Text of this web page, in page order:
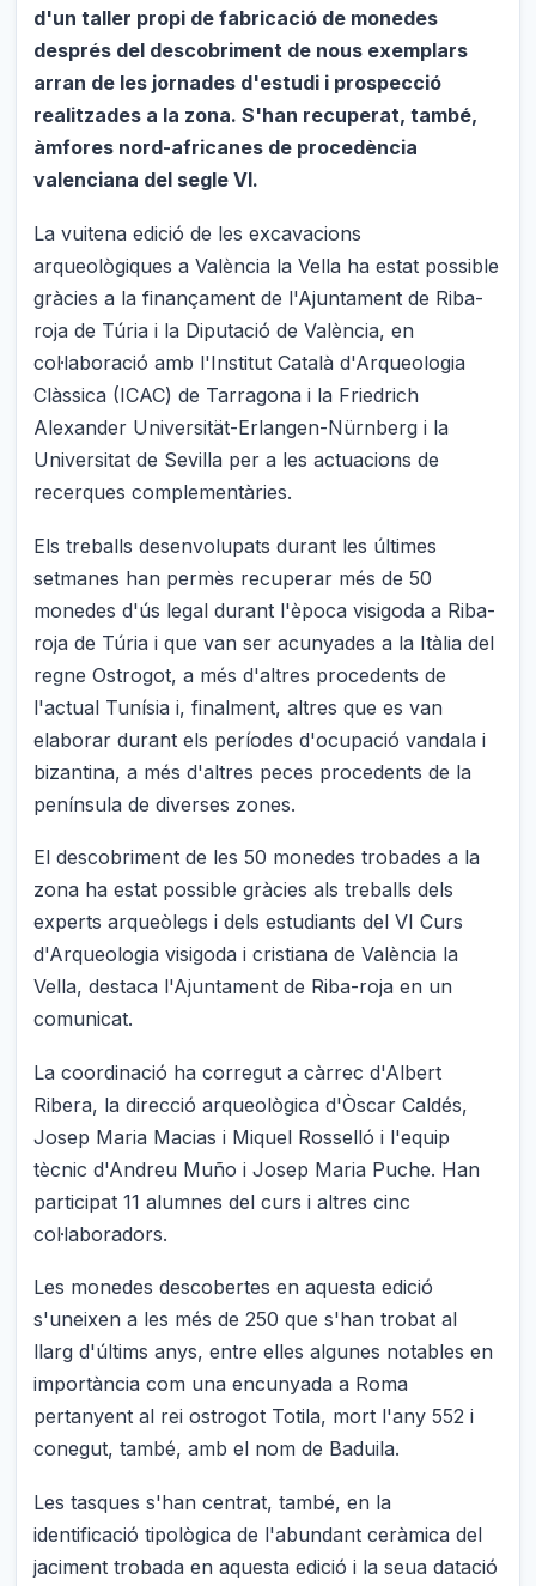
d'un taller propi de fabricació de monedes
després del descobriment de nous exemplars
arran de les jornades d'estudi i prospecció
realitzades a la zona. S'han recuperat, també,
àmfores nord-africanes de procedència
valenciana del segle VI.
La vuitena edició de les excavacions
arqueològiques a València la Vella ha estat possible
gràcies a la finançament de l'Ajuntament de Riba-
roja de Túria i la Diputació de València, en
col·laboració amb l'Institut Català d'Arqueologia
Clàssica (ICAC) de Tarragona i la Friedrich
Alexander Universität-Erlangen-Nürnberg i la
Universitat de Sevilla per a les actuacions de
recerques complementàries.
Els treballs desenvolupats durant les últimes
setmanes han permès recuperar més de 50
monedes d'ús legal durant l'època visigoda a Riba-
roja de Túria i que van ser acunyades a la Itàlia del
regne Ostrogot, a més d'altres procedents de
l'actual Tunísia i, finalment, altres que es van
elaborar durant els períodes d'ocupació vandala i
bizantina, a més d'altres peces procedents de la
península de diverses zones.
El descobriment de les 50 monedes trobades a la
zona ha estat possible gràcies als treballs dels
experts arqueòlegs i dels estudiants del VI Curs
d'Arqueologia visigoda i cristiana de València la
Vella, destaca l'Ajuntament de Riba-roja en un
comunicat.
La coordinació ha corregut a càrrec d'Albert
Ribera, la direcció arqueològica d'Òscar Caldés,
Josep Maria Macias i Miquel Rosselló i l'equip
tècnic d'Andreu Muño i Josep Maria Puche. Han
participat 11 alumnes del curs i altres cinc
col·laboradors.
Les monedes descobertes en aquesta edició
s'uneixen a les més de 250 que s'han trobat al
llarg d'últims anys, entre elles algunes notables en
importància com una encunyada a Roma
pertanyent al rei ostrogot Totila, mort l'any 552 i
conegut, també, amb el nom de Baduila.
Les tasques s'han centrat, també, en la
identificació tipològica de l'abundant ceràmica del
jaciment trobada en aquesta edició i la seua datació